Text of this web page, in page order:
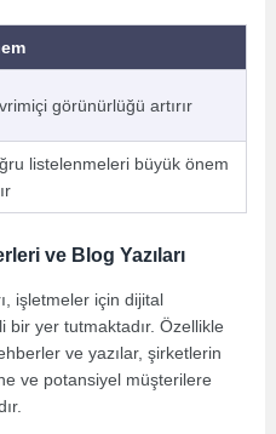
görünürlüğü artırır
listelenmeleri büyük önem
ve Blog Yazıları
işletmeler için dijital
yer tutmaktadır. Özellikle
ve yazılar, şirketlerin
ve potansiyel müşterilere